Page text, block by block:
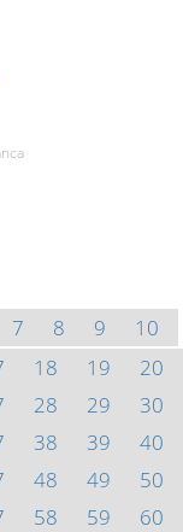
7 8 9
10
18 19
20
28 29
30
38 39
40
48 49
50
58 59
60